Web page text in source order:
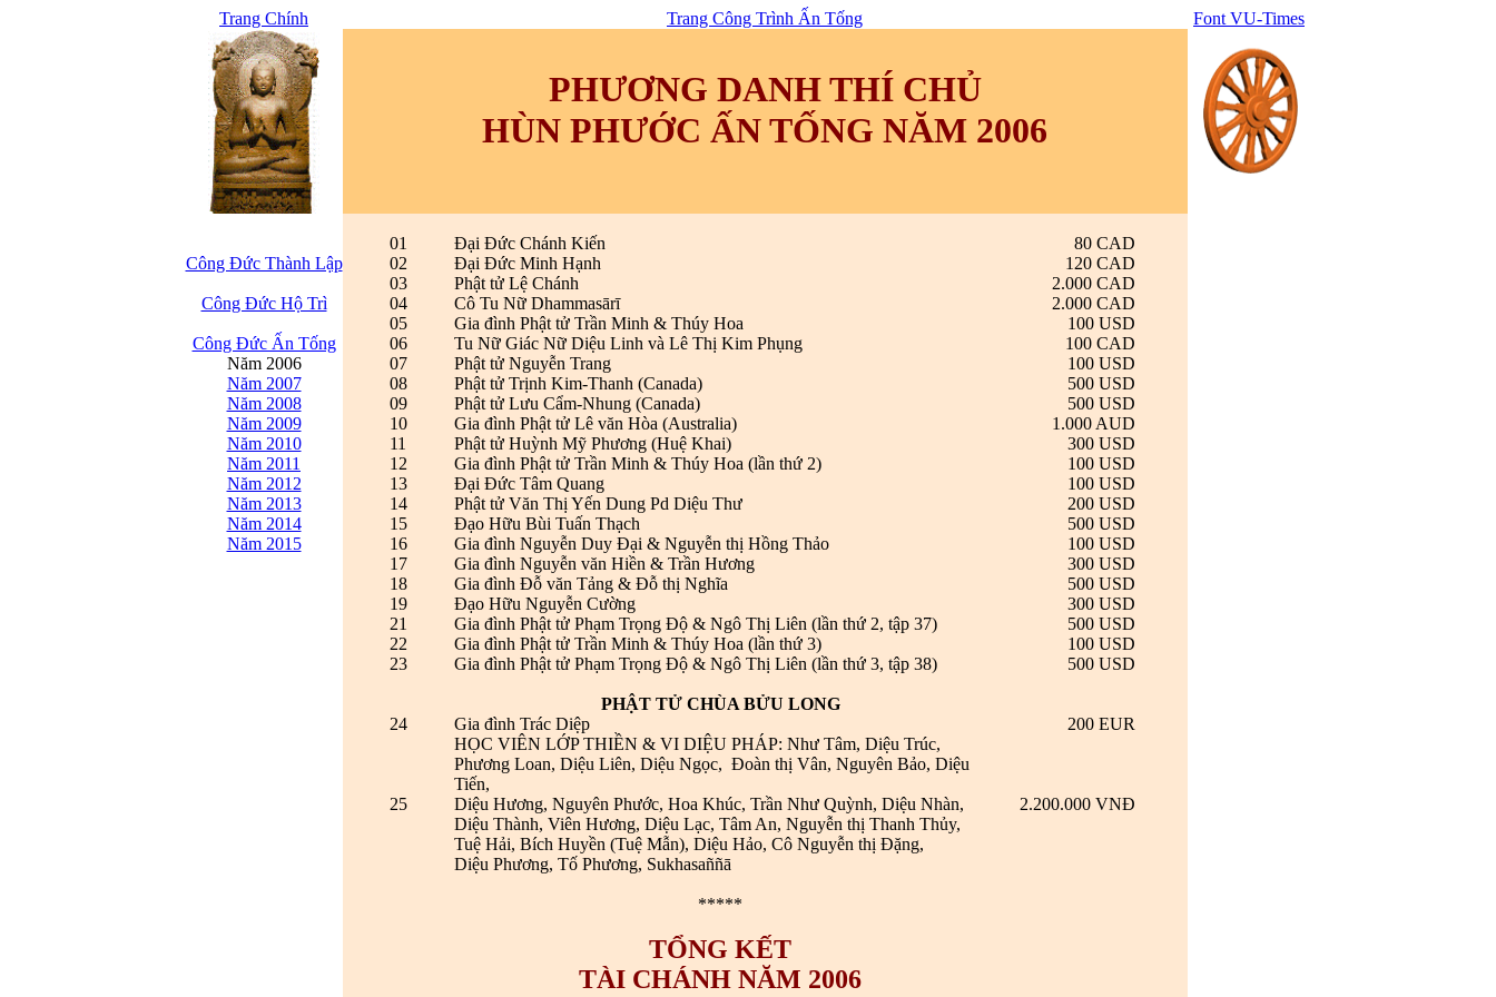
Trang Chính Trang Công Trình Ấn Tống Font VU-Times
PHƯƠNG DANH THÍ CHỦ
HÙN PHƯỚC ẤN TỐNG NĂM 2006
Công Đức Thành Lập
Công Đức Hộ Trì
Công Đức Ấn Tống
Năm 2006
Năm 2007
Năm 2008
Năm 2009
Năm 2010
Năm 2011
Năm 2012
Năm 2013
Năm 2014
Năm 2015
01 Đại Đức Chánh Kiến
80 CAD
02
Đại Đức Minh Hạnh
120 CAD
03
Phật tử Lệ Chánh
2.000 CAD
04
Cô Tu Nữ Dhammasārī
2.000 CAD
05
Gia đình Phật tử Trần Minh & Thúy Hoa
100 USD
06
Tu Nữ Giác Nữ Diệu Linh và Lê Thị Kim Phụng
100 CAD
07
Phật tử Nguyễn Trang
100 USD
08
Phật tử Trịnh Kim-Thanh (Canada)
500 USD
09
Phật tử Lưu Cẩm-Nhung (Canada)
500 USD
10
Gia đình Phật tử Lê văn Hòa (Australia)
1.000 AUD
11
Phật tử Huỳnh Mỹ Phương (Huệ Khai)
300 USD
12
Gia đình Phật tử Trần Minh & Thúy Hoa (lần thứ 2)
100 USD
13
Đại Đức Tâm Quang
100 USD
14
Phật tử Văn Thị Yến Dung Pd Diệu Thư
200 USD
15
Đạo Hữu Bùi Tuấn Thạch
500 USD
16
Gia đình Nguyễn Duy Đại & Nguyễn thị Hồng Thảo
100 USD
17
Gia đình Nguyễn văn Hiền & Trần Hương
300 USD
18
Gia đình Đỗ văn Tảng & Đỗ thị Nghĩa
500 USD
19
Đạo Hữu Nguyễn Cường
300 USD
21
Gia đình Phật tử Phạm Trọng Độ & Ngô Thị Liên (lần thứ 2, tập 37)
500 USD
22
Gia đình Phật tử Trần Minh & Thúy Hoa (lần thứ 3)
100 USD
23
Gia đình Phật tử Phạm Trọng Độ & Ngô Thị Liên (lần thứ 3, tập 38) 500 USD
PHẬT TỬ CHÙA BỬU LONG
24
Gia đình Trác Diệp 200 EUR
25
HỌC VIÊN LỚP THIỀN & VI DIỆU PHÁP: Như Tâm, Diệu Trúc,
Phương Loan, Diệu Liên, Diệu Ngọc, Đoàn thị Vân, Nguyên Bảo, Diệu
Tiến,
Diệu Hương, Nguyên Phước, Hoa Khúc, Trần Như Quỳnh, Diệu Nhàn,
Diệu Thành, Viên Hương, Diệu Lạc, Tâm An, Nguyễn thị Thanh Thủy,
Tuệ Hải, Bích Huyền (Tuệ Mẫn), Diệu Hảo, Cô Nguyễn thị Đặng,
Diệu Phương, Tố Phương, Sukhasaññā
2.200.000 VNĐ
*****
TỔNG KẾT
TÀI CHÁNH NĂM 2006